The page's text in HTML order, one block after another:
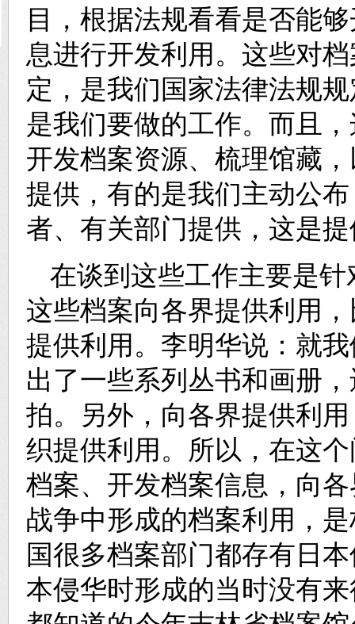
目，根据法规看看是否能
息进行开发利用。这些对
定，是我们国家法律法规
是我们要做的工作。而且
开发档案资源、梳理馆藏
提供，有的是我们主动公
者、有关部门提供，这是
在谈到这些工作主要是
这些档案向各界提供利用
提供利用。李明华说：就
出了一些系列丛书和画册
拍。另外，向各界提供利
织提供利用。所以，在这
档案、开发档案信息，向
战争中形成的档案利用，
国很多档案部门都存有日
本侵华时形成的当时没有